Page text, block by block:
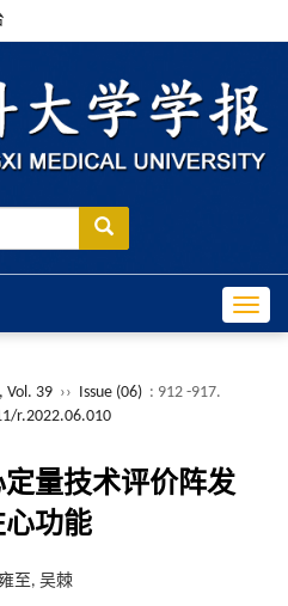
Vol. 39 ›› Issue (06) : 912 -917.
r.2022.06.010
量技术评价阵发
功能
至, 吴棘